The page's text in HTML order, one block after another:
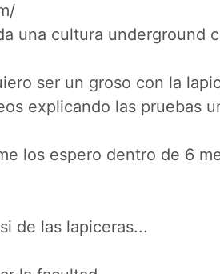
una cultura underground
ser un groso con la
explicando las pruebas
los espero dentro de 6
de las lapiceras...